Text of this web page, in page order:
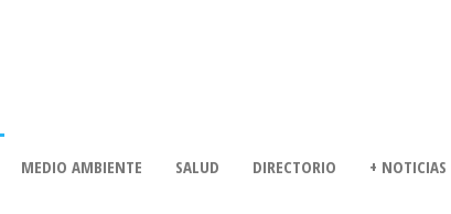
MEDIO AMBIENTE SALUD DIRECTORIO + NOTICIAS